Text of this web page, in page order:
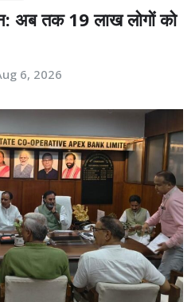
अब तक 19 लाख लोगों को
6, 2026